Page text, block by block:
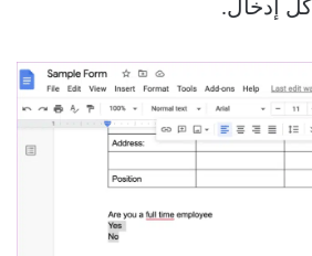
كل إدخال.